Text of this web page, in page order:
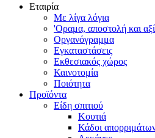
Εταιρία
Με λίγα λόγια
'Οραμα, αποστολή και
Οργανόγραμμα
Εγκαταστάσεις
Εκθεσιακός χώρος
Καινοτομία
Ποιότητα
Προϊόντα
Είδη σπιτιού
Κουτιά
Κάδοι